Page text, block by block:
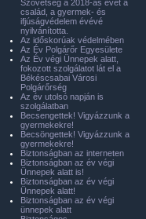
Szövetség a 2018-as évet a
család, a gyermek- és
ifjúságvédelem évévé
nyilvánította.
Az időskorúak védelmében
Az Év Polgárőr Egyesülete
Az Év végi Ünnepek alatt,
fokozott szolgálatot lát el a
Békéscsabai Városi
Polgárőrség
Az év utolsó napján is
szolgálatban
Becsengettek! Vigyázzunk a
gyermekekre!
Becsöngettek! Vigyázzunk a
gyermekekre!
Biztonságban az interneten
Biztonságban az év végi
Ünnepek alatt is!
Biztonságban az év végi
Ünnepek alatt!
Biztonságban az év végi
ünnepek alatt